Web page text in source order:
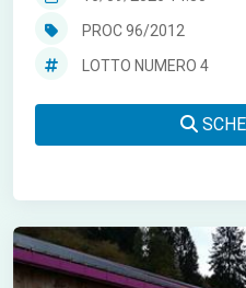
PROC 96/2012
LOTTO NUMERO 4